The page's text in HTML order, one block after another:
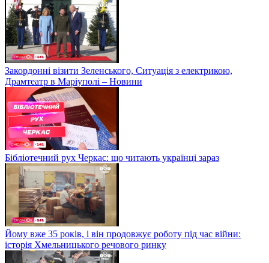
Закордонні візити Зеленського, Ситуація з електрикою,
Драмтеатр в Маріуполі – Новини
Бібліотечний рух Черкас: що читають українці зараз
Йому вже 35 років, і він продовжує роботу під час війни:
історія Хмельницького речового ринку